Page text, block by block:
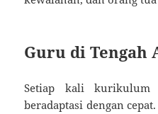
Guru di Tengah
Setiap kali
beradaptasi dengan